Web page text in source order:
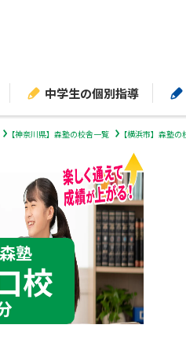
中学生の個別指導
【神奈川県】森塾の校舎一覧 【横浜市】森塾
塾
校